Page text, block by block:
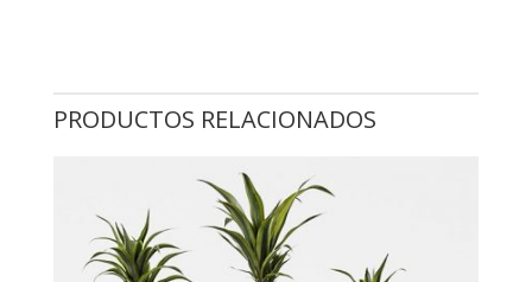
PRODUCTOS RELACIONADOS